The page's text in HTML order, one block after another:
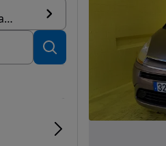
Lordelo do Ouro e Massarelos, concelho Porto